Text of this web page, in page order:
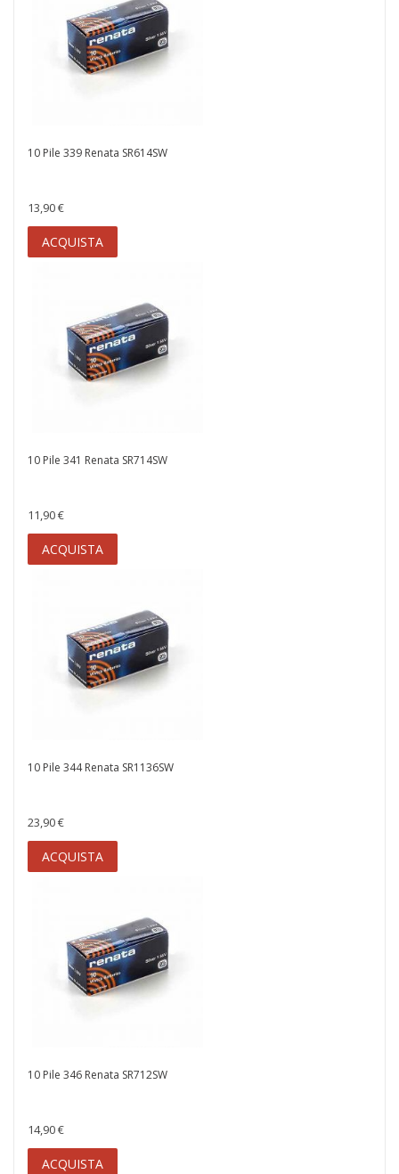
10 Pile 339 Renata SR614SW
13,90 €
ACQUISTA
10 Pile 341 Renata SR714SW
11,90 €
ACQUISTA
10 Pile 344 Renata SR1136SW
23,90 €
ACQUISTA
10 Pile 346 Renata SR712SW
14,90 €
ACQUISTA